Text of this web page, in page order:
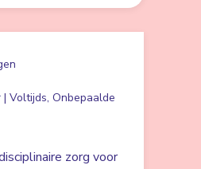
Voltijds, Onbepaalde
zorg voor